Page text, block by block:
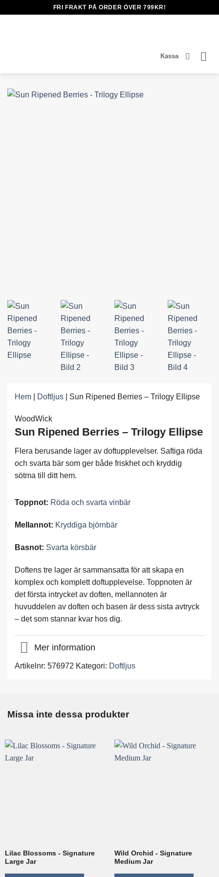
FRI FRAKT PÅ ORDER ÖVER 799KR!
Kassa
Hem Doftljus Sun Ripened Berries – Trilogy Ellipse
WoodWick
Sun Ripened Berries – Trilogy Ellipse
Flera berusande lager av doftupplevelser. Saftiga röda
och svarta bär som ger både friskhet och kryddig
sötma till ditt hem.
Toppnot: Röda och svarta vinbär
Mellannot: Kryddiga björnbär
Basnot: Svarta körsbär
Doftens tre lager är sammansatta för att skapa en
komplex och komplett doftupplevelse. Toppnoten är
det första intrycket av doften, mellannoten är
huvuddelen av doften och basen är dess sista avtryck
– det som stannar kvar hos dig.
Mer information
Artikelnr: 576972 Kategori: Doftljus
Missa inte dessa produkter
Lilac Blossoms - Signature
Large Jar
Wild Orchid - Signature
Medium Jar